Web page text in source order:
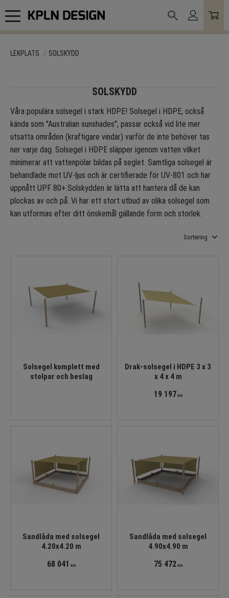
Meny
LEKPLATS SOLSKYDD
SOLSKYDD
Våra populära solsegel i stark HDPE! Solsegel i HDPE, också
kända som "Australian sunshades", passar också vid lite mer
utsatta områden (kraftigare vindar) varför de inte behöver tas
ner varje dag. Solsegel i HDPE släpper igenom vatten vilket
minimerar att vattenpölar bildas på seglet. Samtliga solsegel är
behandlade mot UV-ljus och är certifierade för UV-801 och har
uppnått UPF 80+.Solskydden är lätta att hantera då de kan
plockas av och på. Vi har ett stort utbud av olika solsegel som
kan utformas efter ditt önskemål gällande form och storlek.
Solsegel komplett med
stolpar och beslag
Drak-solsegel i HDPE 3 x 3
x 4 x 4 m
19 197 KR
Sandlåda med solsegel
4.20x4.20 m
68 041 KR
Sandlåda med solsegel
4.90x4.90 m
75 472KR